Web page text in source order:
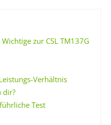
zur CSL TM137G
Verhältnis
dir?
Test